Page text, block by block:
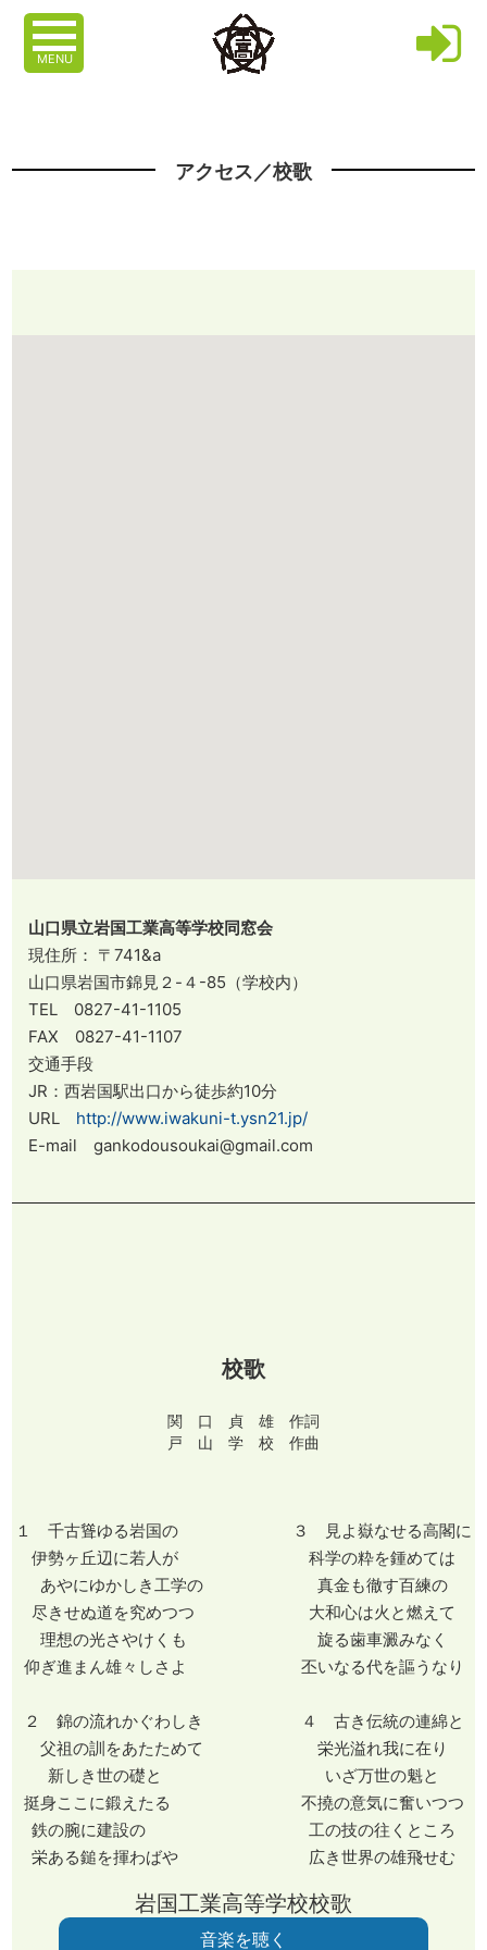
MENU
アクセス／校歌
山口県立岩国工業高等学校同窓会
現住所： 〒741&a
山口県岩国市錦見２-４-85（学校内）
TEL 0827-41-1105
FAX 0827-41-1107
交通手段
JR：西岩国駅出口から徒歩約10分
URL http://www.iwakuni-t.ysn21.jp/
E-mail gankodousoukai@gmail.com
校歌
関 口 貞 雄 作詞
戸 山 学 校 作曲
１ 千古聳ゆる岩国の ３ 見よ嶽なせる高閣に
伊勢ヶ丘辺に若人が 科学の粋を鍾めては
あやにゆかしき工学の 真金も徹す百練の
尽きせぬ道を究めつつ 大和心は火と燃えて
理想の光さやけくも 旋る歯車澱みなく
仰ぎ進まん雄々しさよ 丕いなる代を謳うなり
２ 錦の流れかぐわしき ４ 古き伝統の連綿と
父祖の訓をあたためて 栄光溢れ我に在り
新しき世の礎と いざ万世の魁と
挺身ここに鍛えたる 不撓の意気に奮いつつ
鉄の腕に建設の 工の技の往くところ
栄ある鎚を揮わばや 広き世界の雄飛せむ
岩国工業高等学校校歌
音楽を聴く